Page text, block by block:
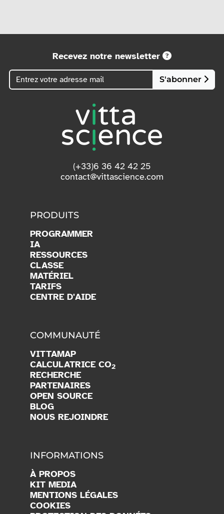
Recevez notre newsletter
S'abonner
(+33)6 36 42 42 25
contact@vittascience.com
PRODUITS
PROGRAMMER
IA
RESSOURCES
CLASSE
MATÉRIEL
TARIFS
CENTRE D'AIDE
COMMUNAUTÉ
VITTAMAP
CALCULATRICE CO2
RECHERCHE
PARTENAIRES
OPEN SOURCE
BLOG
NOUS REJOINDRE
INFORMATIONS
À PROPOS
KIT MEDIA
MENTIONS LÉGALES
COOKIES